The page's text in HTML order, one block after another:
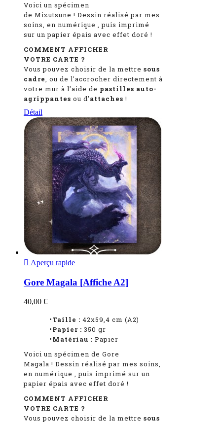
Voici un spécimen
de Mizutsune ! Dessin réalisé par mes
soins, en numérique , puis imprimé
sur un papier épais avec effet doré !
COMMENT AFFICHER
VOTRE CARTE ?
Vous pouvez choisir de la mettre sous
cadre, ou de l'accrocher directement à
votre mur à l'aide de pastilles auto-
agrippantes ou d'attaches !
Détail
 Aperçu rapide
Gore Magala [Affiche A2]
40,00 €
•Taille : 42x59,4 cm (A2)
•Papier : 350 gr
•Matériau : Papier
Voici un spécimen de Gore
Magala ! Dessin réalisé par mes soins,
en numérique
, puis imprimé sur un
papier épais avec effet doré !
COMMENT AFFICHER
VOTRE CARTE ?
Vous pouvez choisir de la mettre sous